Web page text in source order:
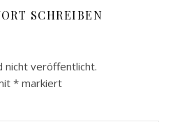
SCHREIBEN
nicht veröffentlicht.
* markiert